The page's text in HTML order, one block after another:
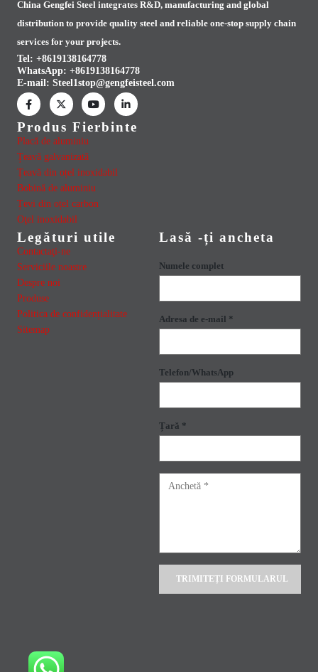
China Gengfei Steel integrates R&D, manufacturing and global
distribution to provide quality steel and reliable one-stop supply chain
services for your projects.
Tel: +8619138164778
WhatsApp: +8619138164778
E-mail: Steel1stop@gengfeisteel.com
Produs Fierbinte
Placă de aluminiu
Țeavă galvanizată
Țeavă din oțel inoxidabil
Bobină de aluminiu
Țevi din oțel carbon
Oţel inoxidabil
Legături utile
Contactaţi-ne
Serviciile noastre
Despre noi
Produse
Politica de confidențialitate
Sitemap
Lasă -ți ancheta
Numele complet
Adresa de e-mail *
Telefon/WhatsApp
Țară *